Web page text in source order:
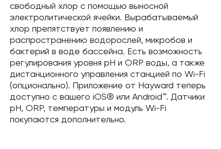
свободный хлор с помощью выносной
электролитической ячейки. Вырабатываемый
хлор препятствует появлению и
распространению водорослей, микробов и
бактерий в воде бассейна. Есть возможность
регулирования уровня pH и ORP воды, а также
дистанционного управления станцией по Wi-Fi
(опционально). Приложение от Hayward теперь
доступно с вашего iOS® или Android™. Датчики
pH, ORP, температуры и модуль Wi-Fi
покупаются дополнительно.